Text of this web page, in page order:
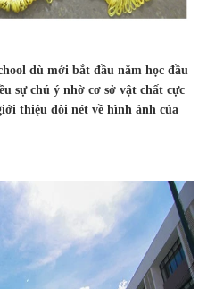
dù mới bắt đầu năm học đầu
sự chú ý nhờ cơ sở vật chất cực
thiệu đôi nét về hình ảnh của